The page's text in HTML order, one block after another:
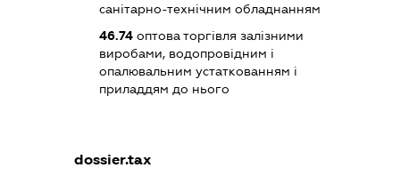
санітарно-технічним обладнанням
46.74оптова торгівля залізними
виробами, водопровідним і
опалювальним устаткованням і
приладдям до нього
dossier.tax